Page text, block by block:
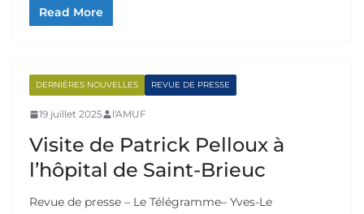
Read More
DERNIÈRES NOUVELLES REVUE DE PRESSE
19 juillet 2025 l'AMUF
Visite de Patrick Pelloux à
l’hôpital de Saint-Brieuc
Revue de presse – Le Télégramme– Yves-Le